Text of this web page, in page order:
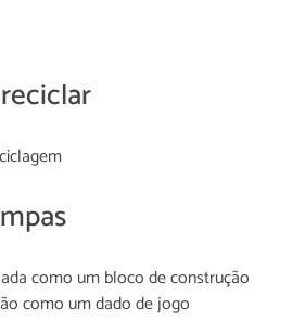
como um bloco de construção
como um dado de jogo